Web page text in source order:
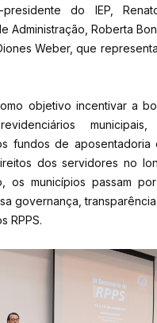
presidente do IEP,
Administração, Roberta
Weber, que
objetivo incentivar a
fundos de aposentadoria
dos servidores no
os municípios passam
governança,
RPPS.